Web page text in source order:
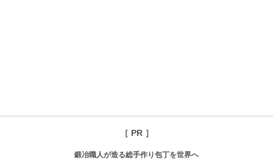
［ PR ］
鍛冶職人が造る総手作り包丁を世界へ